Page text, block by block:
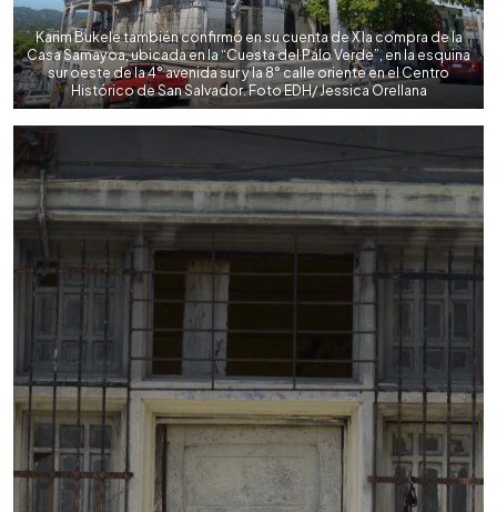
Karim Bukele también confirmó en su cuenta de X la compra de la
Casa Samayoa, ubicada en la “Cuesta del Palo Verde”, en la esquina
sur oeste de la 4° avenida sur y la 8° calle oriente en el Centro
Histórico de San Salvador. Foto EDH/ Jessica Orellana